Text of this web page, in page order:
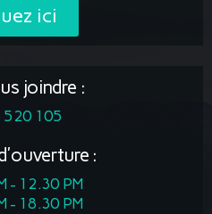
ici
joindre :
520 105
:
- 12.30 PM
- 18.30 PM